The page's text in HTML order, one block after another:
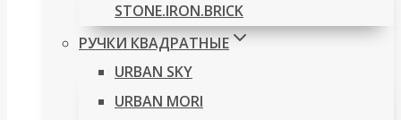
STONE.IRON.BRICK
РУЧКИ КВАДРАТНЫЕ
URBAN SKY
URBAN MORI